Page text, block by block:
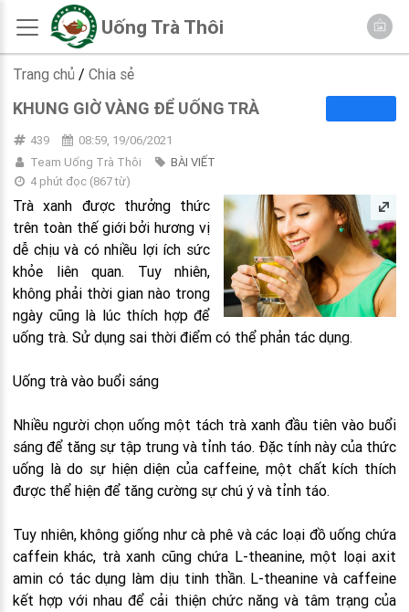
Uống Trà Thôi
Trang chủ / Chia sẻ
KHUNG GIỜ VÀNG ĐỂ UỐNG TRÀ
439
08:59, 19/06/2021
Team Uống Trà Thôi
BÀI VIẾT
4 phút đọc(867từ)
Trà xanh được thưởng thức
trên toàn thế giới bởi hương vị
dễ chịu và có nhiều lợi ích sức
khỏe liên quan. Tuy nhiên,
không phải thời gian nào trong
ngày cũng là lúc thích hợp để
uống trà. Sử dụng sai thời điểm có thể phản tác dụng.
Uống trà vào buổi sáng
Nhiều người chọn uống một tách trà xanh đầu tiên vào buổi
sáng để tăng sự tập trung và tỉnh táo. Đặc tính này của thức
uống là do sự hiện diện của caffeine, một chất kích thích
được thể hiện để tăng cường sự chú ý và tỉnh táo.
Tuy nhiên, không giống như cà phê và các loại đồ uống chứa
caffein khác, trà xanh cũng chứa L-theanine, một loại axit
amin có tác dụng làm dịu tinh thần. L-theanine và caffeine
kết hợp với nhau để cải thiện chức năng và tâm trạng của